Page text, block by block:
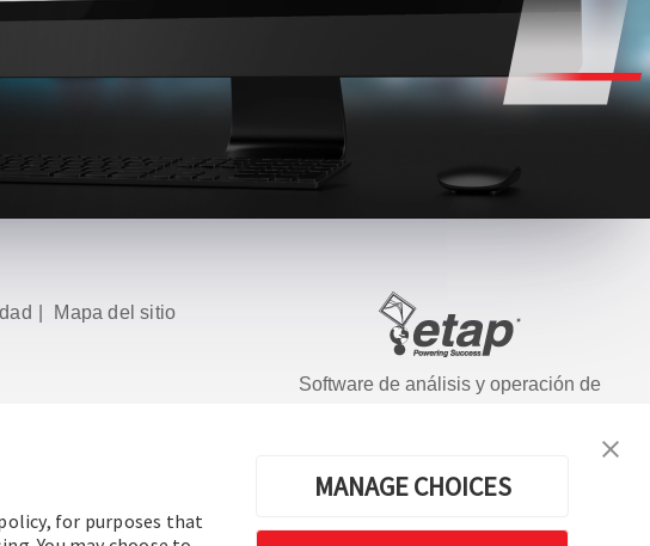
for purposes that
MANAGE CHOICES
Mapa del sitio
Software de análisis y operación de